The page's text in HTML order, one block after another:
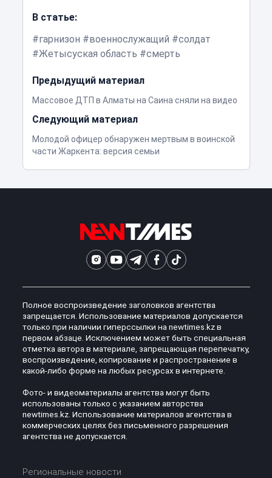
В статье:
гарнизон
военнослужащий
солдат
Жетысуская область
смерть
Предыдущий материал
Массовое ДТП в Алматы на Саина сняли на видео
Следующий материал
Молодой офицер обнаружен мертвым в воинской
части Жаркента: версия семьи
Полное воспроизведение заголовков агентства
запрещается. Использование материалов допускается
только при наличии гиперссылки на newtimes.kz в
первом абзаце. Исключением может быть специальная
отметка автора в материале, запрещающая перепечатку,
воспроизведение, копирование и распространение в
какой-либо форме на любых ресурсах в интернете.
Фото- и видеоматериалы агентства могут быть
использованы только с указанием авторства
newtimes.kz. Использование материалов агентства в
коммерческих целях без письменного разрешения
агентства не допускается.
Региональные новости